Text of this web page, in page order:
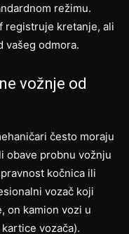
režimu.
registruje kretanje, ali
vašeg odmora.
vožnje od
često moraju
obave probnu vožnju
kočnica ili
vozač koji
on kamion vozi u
vozača).